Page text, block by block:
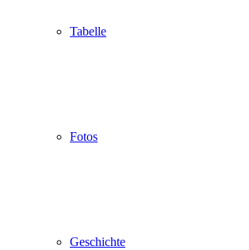
Tabelle
Fotos
Geschichte